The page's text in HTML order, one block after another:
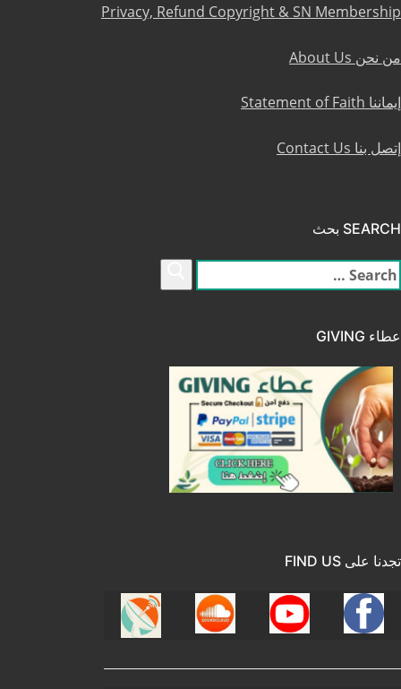
Privacy, Refund Copyright & SN Membership
من نحن About Us
إيماننا Statement of Faith
إتصل بنا Contact Us
SEARCH بحث
البحث
عن:
عطاء GIVING
تجدنا على FIND US